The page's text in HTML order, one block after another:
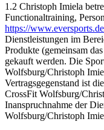
1.2 Christoph Imiela
Functionaltraining,
https://
Dienstleistungen im
Produkte (gemeinsam
gekauft werden. Die
Wolfsburg/Christoph
Vertragsgegenstand ist
CrossFit Wolfsburg/
Inanspruchnahme der
Wolfsburg/Christoph